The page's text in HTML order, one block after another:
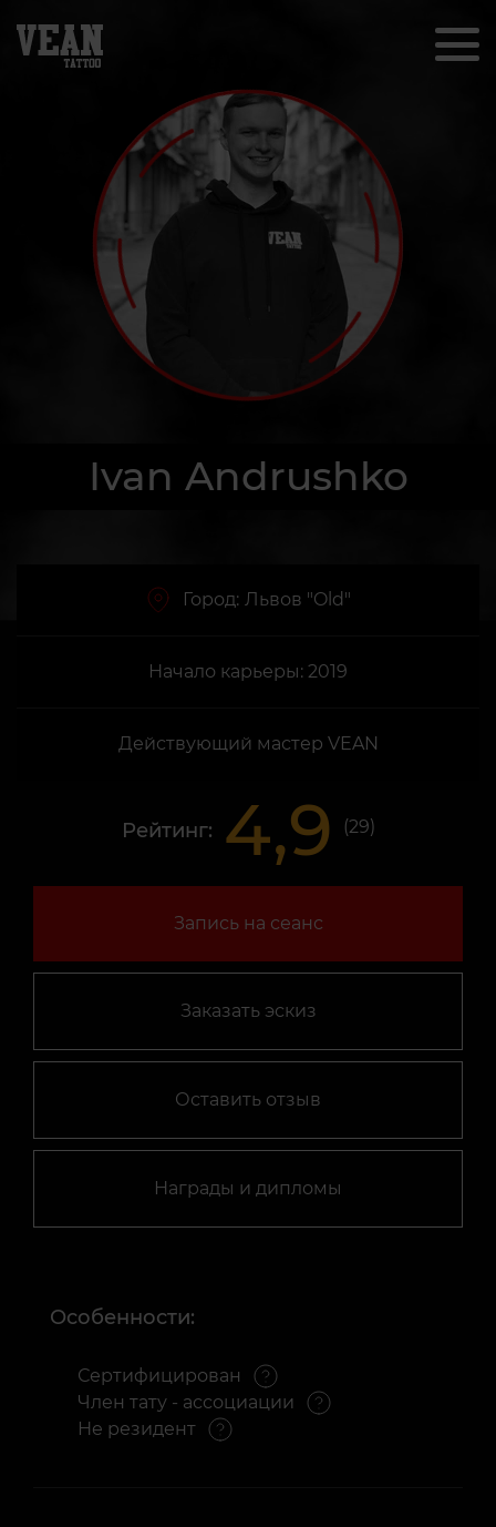
Ivan Andrushko
Город: Львов "Old"
Начало карьеры: 2019
Действующий мастер VEAN
Рейтинг: 4,9 (29)
Запись на сеанс
Заказать эскиз
Оставить отзыв
Награды и дипломы
Особенности:
Сертифицирован
Член тату - ассоциации
Не резидент